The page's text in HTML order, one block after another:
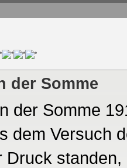
der Somme
der Somme
dem Versuch
Druck